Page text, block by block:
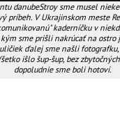
danubeStroy sme musel
príbeh. V Ukrajinskom meste
kaderníčku v
sme prišli nakrúcať na ostro
ďalej sme našli
išlo šup-šup, bez
dopoludnie sme boli hotoví.